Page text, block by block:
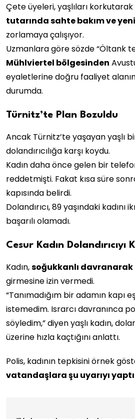
Çete üyeleri, yaşlıları korkutarak
tutarında sahte bakım ve
zorlamaya çalışıyor.
Uzmanlara göre sözde “Öltank
Mühlviertel bölgesinden
eyaletlerine doğru faaliyet
durumda.
Türnitz’te Plan Bozuldu
Ancak Türnitz’te yaşayan yaşlı
dolandırıcılığa karşı koydu.
Kadın daha önce gelen bir
reddetmişti. Fakat kısa süre
kapısında belirdi.
Dolandırıcı, 89 yaşındaki
başarılı olamadı.
Cesur Kadın Dolandırıcıyı
Kadın,soğukkanlı davranarak
girmesine izin vermedi.
“Tanımadığım bir adamın kapı
istemedim. Israrcı davranınca
söyledim,” diyen yaşlı kadın,
üzerine hızla kaçtığını anlattı.
Polis, kadının tepkisini örnek
vatandaşlara şu uyarıyı